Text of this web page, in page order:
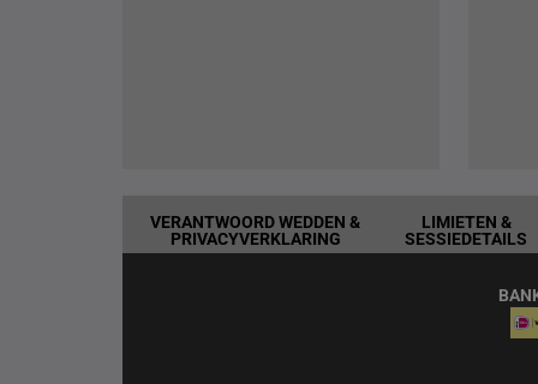
VERANTWOORD WEDDEN &
PRIVACYVERKLARING
LIMIETEN &
SESSIEDETAILS